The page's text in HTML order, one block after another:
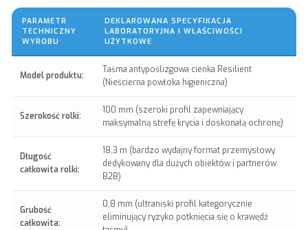
PARAMETR
TECHNICZNY
WYROBU
DEKLAROWANA SPECYFIKACJA
LABORATORYJNA I WŁAŚCIWOŚCI
UŻYTKOWE
Model produktu:
Taśma antypoślizgowa cienka Resilient
(Nieścierna powłoka higieniczna)
Szerokość rolki:
100 mm (szeroki profil zapewniający
maksymalną strefę krycia i doskonałą ochronę)
Długość
całkowita rolki:
18,3 m (bardzo wydajny format przemysłowy
dedykowany dla dużych obiektów i partnerów
B2B)
Grubość
całkowita:
0,8 mm (ultraniski profil kategorycznie
eliminujący ryzyko potknięcia się o krawędź